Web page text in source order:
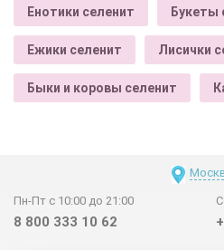
Енотики селенит Букеты
Ежики селенит Лисички
Быки и коровы селенит
Пн-Пт с 10:00 до 21:00
8 800 333 10 62